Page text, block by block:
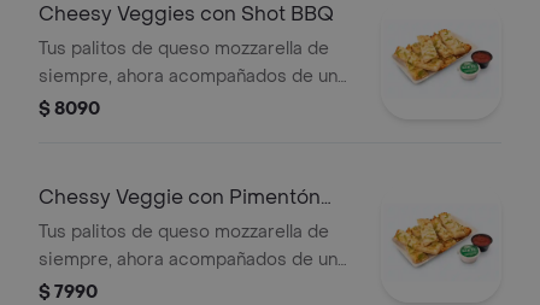
Cheesy Veggies con Shot BBQ
Tus palitos de queso mozzarella de
siempre, ahora acompañados de un
vegetal o shot a tu elección.
$ 8090
Chessy Veggie con Pimentón
Verde
Tus palitos de queso mozzarella de
siempre, ahora acompañados de un
vegetal o shot a tu elección.
$ 7990